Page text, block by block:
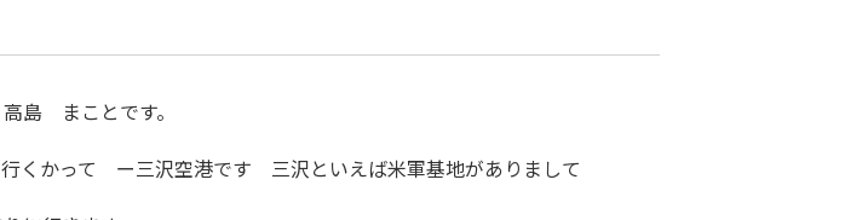
島 まことです。
くかって ー三沢空港です 三沢といえば米軍基地がありまして